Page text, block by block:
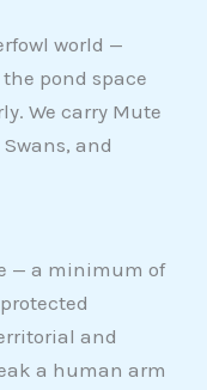
world —
pond space
We carry Mute
and
— a minimum of
and
a human arm